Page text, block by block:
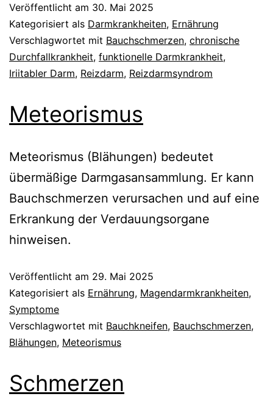
Veröffentlicht am 30. Mai 2025
Kategorisiert als Darmkrankheiten, Ernährung
Verschlagwortet mit Bauchschmerzen, chronische
Durchfallkrankheit, funktionelle Darmkrankheit,
Iriitabler Darm, Reizdarm, Reizdarmsyndrom
Meteorismus
Meteorismus (Blähungen) bedeutet
übermäßige Darmgasansammlung. Er kann
Bauchschmerzen verursachen und auf eine
Erkrankung der Verdauungsorgane
hinweisen.
Veröffentlicht am 29. Mai 2025
Kategorisiert als Ernährung, Magendarmkrankheiten,
Symptome
Verschlagwortet mit Bauchkneifen, Bauchschmerzen,
Blähungen, Meteorismus
Schmerzen